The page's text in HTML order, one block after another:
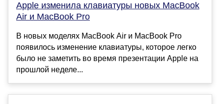
Apple изменила клавиатуры новых MacBook
Air и MacBook Pro
В новых моделях MacBook Air и MacBook Pro
появилось изменение клавиатуры, которое легко
было не заметить во время презентации Apple на
прошлой неделе...